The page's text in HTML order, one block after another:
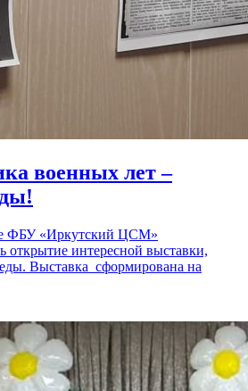
военных лет –
ФБУ «Иркутский ЦСМ»
открытие интересной выставки,
Выставка сформирована на